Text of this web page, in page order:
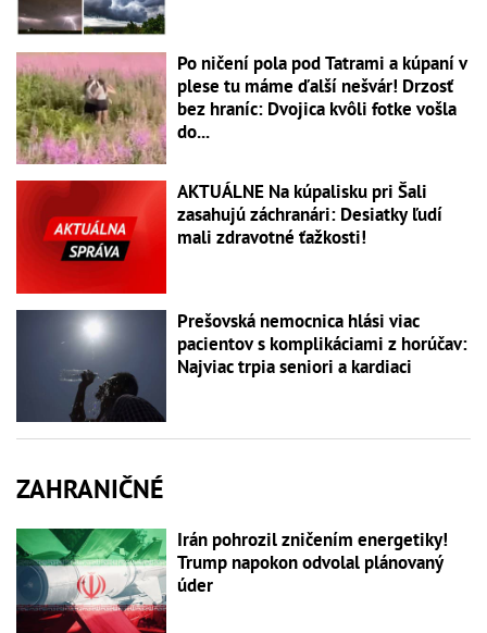
Po ničení pola pod Tatrami a kúpaní v
plese tu máme ďalší nešvár! Drzosť
bez hraníc: Dvojica kvôli fotke vošla
do...
AKTUÁLNE Na kúpalisku pri Šali
zasahujú záchranári: Desiatky ľudí
mali zdravotné ťažkosti!
Prešovská nemocnica hlási viac
pacientov s komplikáciami z horúčav:
Najviac trpia seniori a kardiaci
ZAHRANIČNÉ
Irán pohrozil zničením energetiky!
Trump napokon odvolal plánovaný
úder